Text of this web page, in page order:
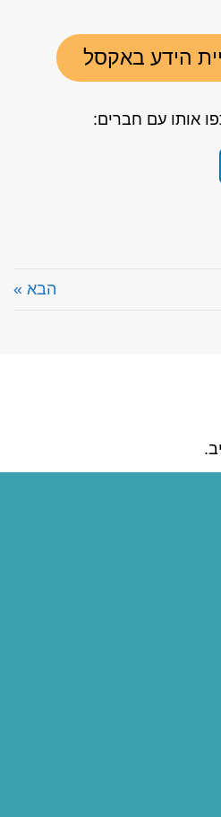
הידע באקסל
אותו עם חברים:
הבא »